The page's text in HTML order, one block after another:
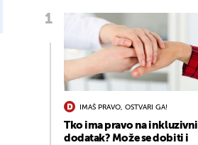
IMAŠ PRAVO, OSTVARI GA!
Tko ima pravo na inkluzivni
dodatak? Može se dobiti i